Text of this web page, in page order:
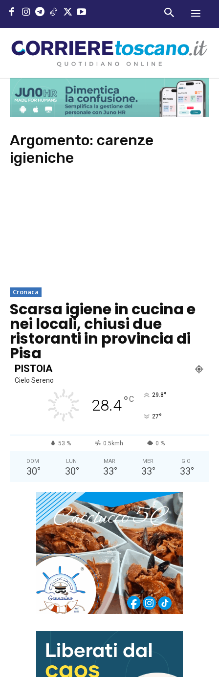
Argomento: carenze
igieniche
Cronaca
Scarsa igiene in cucina e
nei locali, chiusi due
ristoranti in provincia di
Pisa
PISTOIA
Cielo Sereno
28.4°C 29.8°
27°
53 % 0.5kmh 0 %
DOM
30°
LUN
30°
MAR
33°
MER
33°
GIO
33°